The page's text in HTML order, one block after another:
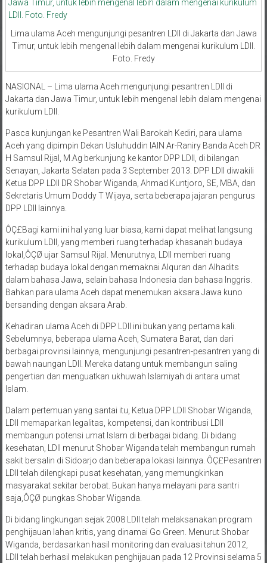
Lima ulama Aceh mengunjungi pesantren LDII di Jakarta dan Jawa
Timur, untuk lebih mengenal lebih dalam mengenai kurikulum LDII.
Foto. Fredy
NASIONAL – Lima ulama Aceh mengunjungi pesantren LDII di
Jakarta dan Jawa Timur, untuk lebih mengenal lebih dalam mengenai
kurikulum LDII.
Aceh yang dipimpin Dekan Usluhuddin IAIN Ar-Raniry Banda Aceh DR
H Samsul Rijal, M.Ag berkunjung ke kantor DPP LDII, di bilangan
Senayan, Jakarta Selatan pada 3 September 2013. DPP LDII diwakili
Ketua DPP LDII DR Shobar Wiganda, Ahmad Kuntjoro, SE, MBA, dan
Sekretaris Umum Doddy T Wijaya, serta beberapa jajaran pengurus
DPP LDII lainnya.
kurikulum LDII, yang memberi ruang terhadap khasanah budaya
lokal,ÔÇØ ujar Samsul Rijal. Menurutnya, LDII memberi ruang
terhadap budaya lokal dengan memaknai Alquran dan Alhadits
dalam bahasa Jawa, selain bahasa Indonesia dan bahasa Inggris.
Bahkan para ulama Aceh dapat menemukan aksara Jawa kuno
bersanding dengan aksara Arab.
Sebelumnya, beberapa ulama Aceh, Sumatera Barat, dan dari
berbagai provinsi lainnya, mengunjungi pesantren-pesantren yang di
bawah naungan LDII. Mereka datang untuk membangun saling
pengertian dan menguatkan ukhuwah Islamiyah di antara umat
Islam.
LDII memaparkan legalitas, kompetensi, dan kontribusi LDII
membangun potensi umat Islam di berbagai bidang. Di bidang
kesehatan, LDII menurut Shobar Wiganda telah membangun rumah
sakit bersalin di Sidoarjo dan beberapa lokasi lainnya. ÔÇ£Pesantren
LDII telah dilengkapi pusat kesehatan, yang memungkinkan
masyarakat sekitar berobat. Bukan hanya melayani para santri
saja,ÔÇØ pungkas Shobar Wiganda.
penghijauan lahan kritis, yang dinamai Go Green. Menurut Shobar
Wiganda, berdasarkan hasil monitoring dan evaluasi tahun 2012,
LDII telah berhasil melakukan penghijauan pada 12 Provinsi selama 5
tahun sebanyak 3,5 juta pohon lebih, dengan tingkat kematian 7,2